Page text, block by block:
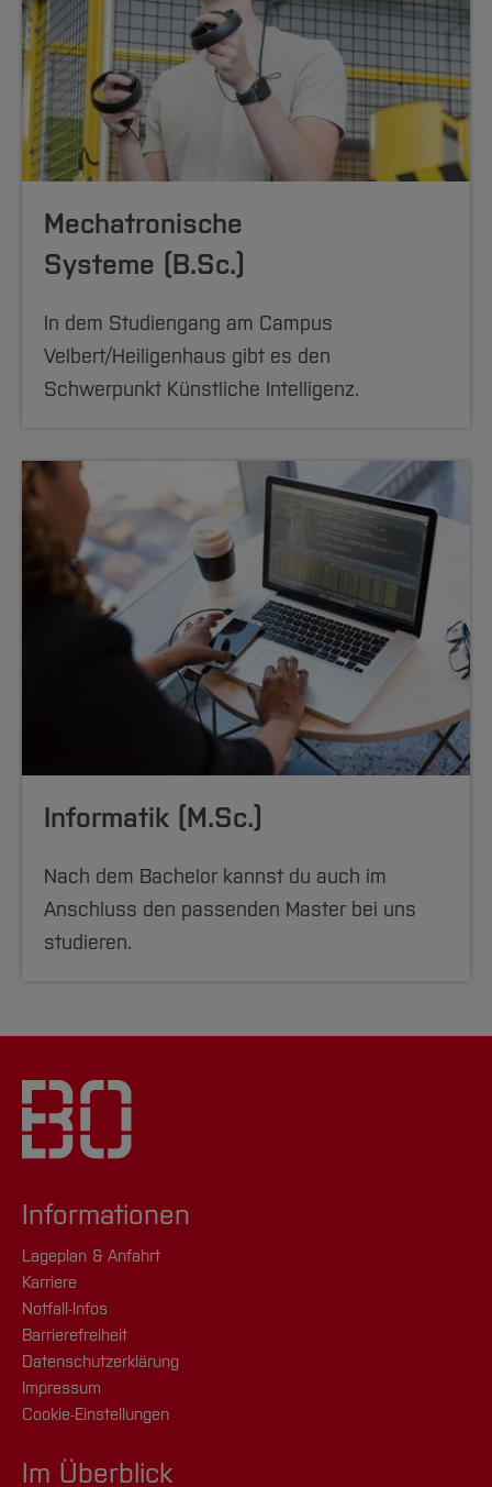
Mechatronische
Systeme (B.Sc.)
In dem Studiengang am Campus
Velbert/Heiligenhaus gibt es den
Schwerpunkt Künstliche Intelligenz.
Informatik (M.Sc.)
Nach dem Bachelor kannst du auch im
Anschluss den passenden Master bei uns
studieren.
Informationen
Lageplan & Anfahrt
Karriere
Notfall-Infos
Barrierefreiheit
Datenschutzerklärung
Impressum
Cookie-Einstellungen
Im Überblick